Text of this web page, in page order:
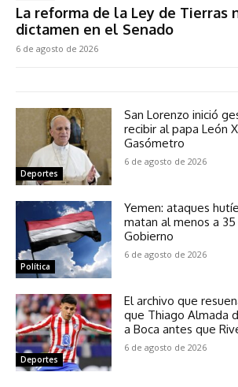
La reforma de la Ley de Tierras
dictamen en el Senado
6 de agosto de 2026
Deportes
San Lorenzo inició
recibir al papa León
Gasómetro
6 de agosto de 2026
Política
Yemen: ataques
matan al menos a
Gobierno
6 de agosto de 2026
Deportes
El archivo que
que Thiago Almada
a Boca antes que
6 de agosto de 2026